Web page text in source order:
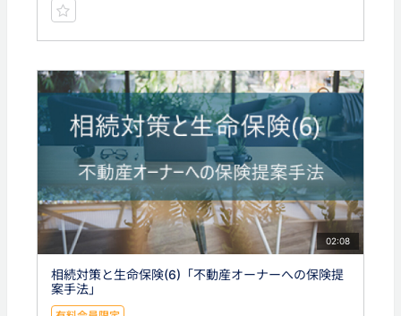
02:08
相続対策と生命保険(6)「不動産オーナーへの保険提
案手法」